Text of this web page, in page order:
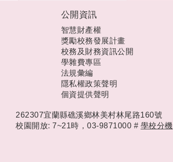
公開資訊
智慧財產權
獎勵校務發展計畫
校務及財務資訊公開
學雜費專區
法規彙編
隱私權政策聲明
個資提供聲明
262307宜蘭縣礁溪鄉林美村林尾路160號
校園開放: 7~21時，03-9871000 # 學校分機